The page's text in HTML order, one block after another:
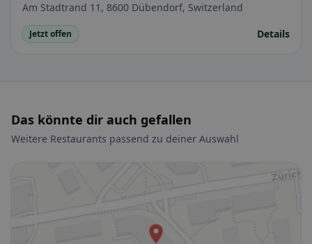
Am Stadtrand 11, 8600 Dübendorf, Switzerland
Jetzt offen Details
Das könnte dir auch gefallen
Weitere Restaurants passend zu deiner Auswahl